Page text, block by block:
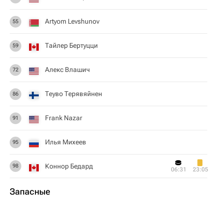
55 Artyom Levshunov
59 Тайлер Бертуцци
72 Алекс Влашич
86 Теуво Терявяйнен
91 Frank Nazar
95 Илья Михеев
98 Коннор Бедард 06:31 23:05
Запасные